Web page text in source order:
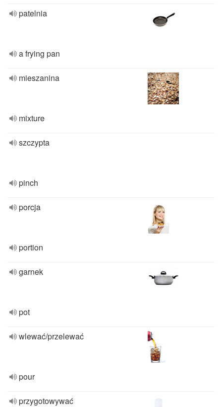
patelnia
a frying pan
mieszanina
mixture
szczypta
pinch
porcja
portion
garnek
pot
wlewać/przelewać
pour
przygotowywać